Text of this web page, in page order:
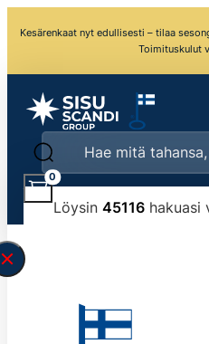
Kesärenkaat nyt edullisesti – tilaa
Toimituskulut
Löysin 45116hakuasi
typed the search query
tmlmvi","meta_query":
0